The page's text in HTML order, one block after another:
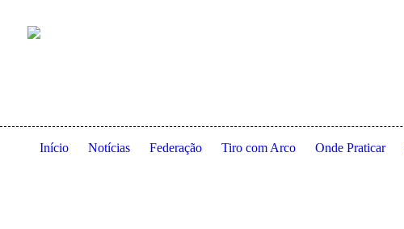
Início Notícias Federação Tiro com Arco Onde Praticar